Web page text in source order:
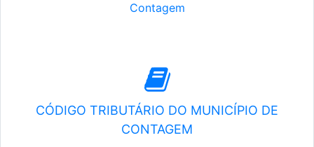
Contagem
CÓDIGO TRIBUTÁRIO DO MUNICÍPIO DE
CONTAGEM